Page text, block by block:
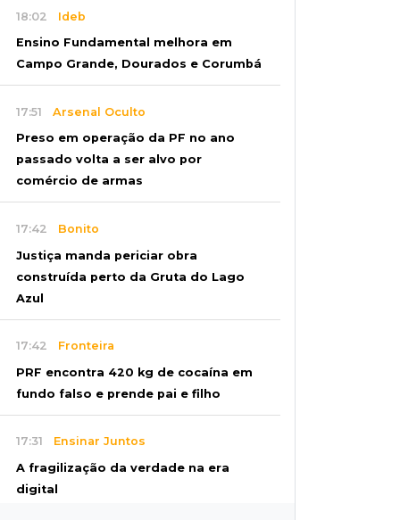
18:02 Ideb
Ensino Fundamental melhora em
Campo Grande, Dourados e Corumbá
17:51 Arsenal Oculto
Preso em operação da PF no ano
passado volta a ser alvo por
comércio de armas
17:42 Bonito
Justiça manda periciar obra
construída perto da Gruta do Lago
Azul
17:42 Fronteira
PRF encontra 420 kg de cocaína em
fundo falso e prende pai e filho
17:31 Ensinar Juntos
A fragilização da verdade na era
digital